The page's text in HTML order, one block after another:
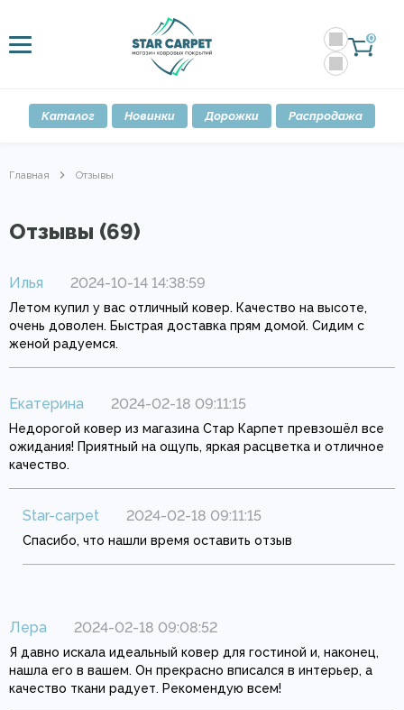
0
Каталог Новинки Дорожки Распродажа
Главная Отзывы
Отзывы (69)
Илья 2024-10-14 14:38:59
Летом купил у вас отличный ковер. Качество на высоте,
очень доволен. Быстрая доставка прям домой. Сидим с
женой радуемся.
Екатерина 2024-02-18 09:11:15
Недорогой ковер из магазина Стар Карпет превзошёл все
ожидания! Приятный на ощупь, яркая расцветка и отличное
качество.
Star-carpet 2024-02-18 09:11:15
Спасибо, что нашли время оставить отзыв
Лера 2024-02-18 09:08:52
Я давно искала идеальный ковер для гостиной и, наконец,
нашла его в вашем. Он прекрасно вписался в интерьер, а
качество ткани радует. Рекомендую всем!